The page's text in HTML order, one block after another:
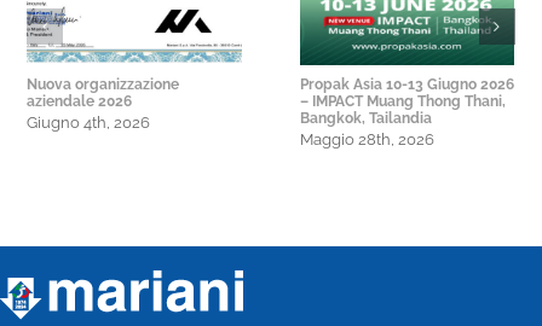
Nuova organizzazione
aziendale 2026
Giugno 4th, 2026
Propak Asia 10-13 Giugno 2026
– IMPACT Muang Thong Thani,
Bangkok, Tailandia
Maggio 28th, 2026